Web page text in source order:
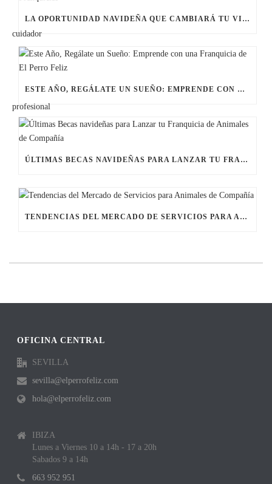
LA OPORTUNIDAD NAVIDEÑA QUE CAMBIARÁ TU VIDA: BECA PARA FRANQUICIAS
ESTE AÑO, REGÁLATE UN SUEÑO: EMPRENDE CON UNA FRANQUICIA DE EL PERRO FELIZ
ÚLTIMAS BECAS NAVIDEÑAS PARA LANZAR TU FRANQUICIA DE ANIMALES DE COMPAÑÍA
TENDENCIAS DEL MERCADO DE SERVICIOS PARA ANIMALES DE COMPAÑÍA
OFICINA CENTRAL
SEVILLA
sevilla@elperrofeliz.com
hola@elperrofeliz.com
IBIZA
Lunes a Viernes 10 a 14h - 17 a 20h
Sabados 9 a 14h
663 952 951